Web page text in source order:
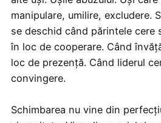
manipulare, umilire, excludere.
se deschid când părintele cere
în loc de cooperare. Când
loc de prezență. Când liderul
convingere.
Schimbarea nu vine din